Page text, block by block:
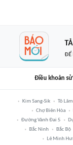
ĐỂ
Điều khoản
Kim Sang-Sik Tô Lâm
Chợ Biên Hòa
Đường Vành Đai 5
Bắc Ninh
Bắc Bộ
Lê Minh